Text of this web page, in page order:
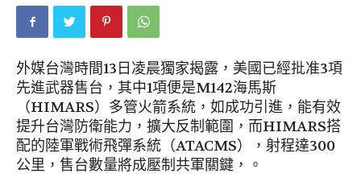
外媒台灣時間13日凌晨獨家揭露，美國已經批准3項
先進武器售台，其中1項便是M142海馬斯
（HIMARS）多管火箭系統，如成功引進，能有效
提升台灣防衛能力，擴大反制範圍，而HIMARS搭
配的陸軍戰術飛彈系統（ATACMS），射程達300
公里，售台數量將成壓制共軍關鍵，。